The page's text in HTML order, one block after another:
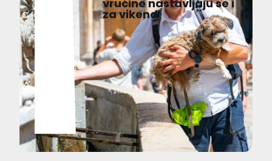
vrućine nastavljaju se i
za vikend